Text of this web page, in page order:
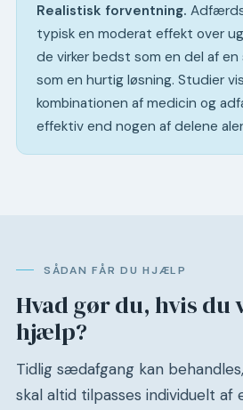
Realistisk forventning.
typisk en moderat effekt over
de virker bedst som en del af en
som en hurtig løsning. Studier
kombinationen af medicin og
effektiv end nogen af delene
SÅDAN FÅR DU HJÆLP
Hvad gør du, hvis du
hjælp?
Tidlig sædafgang kan
skal altid tilpasses individuelt